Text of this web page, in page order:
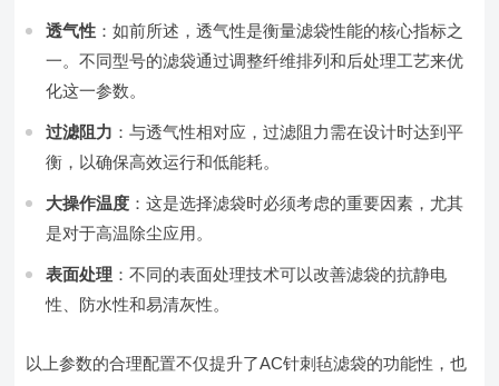
透气性 ：如前所述，透气性是衡量滤袋性能的核心指标之
一。不同型号的滤袋通过调整纤维排列和后处理工艺来优
化这一参数。
过滤阻力 ：与透气性相对应，过滤阻力需在设计时达到平
衡，以确保高效运行和低能耗。
大操作温度 ：这是选择滤袋时必须考虑的重要因素，尤其
是对于高温除尘应用。
表面处理 ：不同的表面处理技术可以改善滤袋的抗静电
性、防水性和易清灰性。
以上参数的合理配置不仅提升了AC针刺毡滤袋的功能性，也